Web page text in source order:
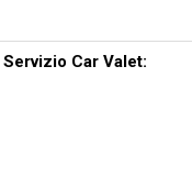
Servizio Car Valet: